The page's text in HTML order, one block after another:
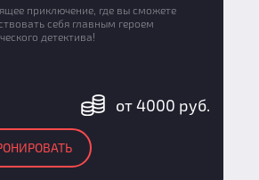
приключение, где вы сможете
себя главным героем
детектива!
от 4000 руб.